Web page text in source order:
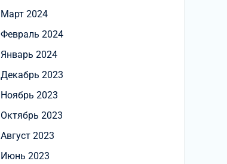
Март 2024
Февраль 2024
Январь 2024
Декабрь 2023
Ноябрь 2023
Октябрь 2023
Август 2023
Июнь 2023